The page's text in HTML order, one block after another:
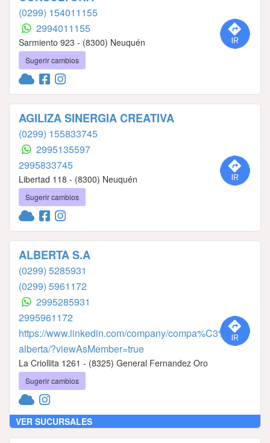
(0299) 154011155
2994011155
Sarmiento 923 - (8300) Neuquén
Sugerir cambios
AGILIZA SINERGIA CREATIVA
(0299) 155833745
2995135597
2995833745
Libertad 118 - (8300) Neuquén
Sugerir cambios
ALBERTA S.A
(0299) 5285931
(0299) 5961172
2995285931
2995961172
https://www.linkedin.com/company/compa%C3%B1ia-
alberta/?viewAsMember=true
La Criollita 1261 - (8325) General Fernandez Oro
Sugerir cambios
VER SUCURSALES